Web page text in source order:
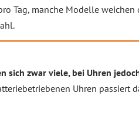
Tag, manche Modelle
sich zwar viele, bei Uhren
Uhren